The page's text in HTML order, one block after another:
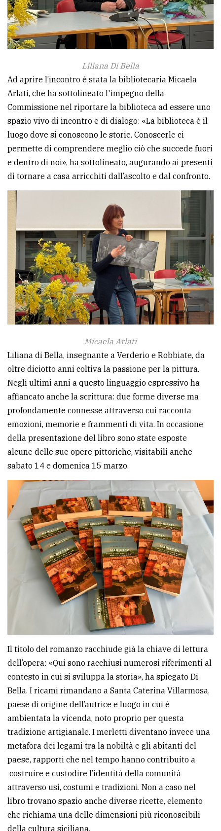
LE
ALTRE
TESTATE
PRIVACY
Privacy
policy
Cookie
policy
Liliana Di Bella
Ad aprire l’incontro è stata la bibliotecaria Micaela
Arlati, che ha sottolineato l'impegno della
Commissione nel riportare la biblioteca ad essere uno
spazio vivo di incontro e di dialogo: «La biblioteca è il
luogo dove si conoscono le storie. Conoscerle ci
permette di comprendere meglio ciò che succede fuori
e dentro di noi», ha sottolineato, augurando ai presenti
di tornare a casa arricchiti dall’ascolto e dal confronto.
Micaela Arlati
Liliana di Bella, insegnante a Verderio e Robbiate, da
oltre diciotto anni coltiva la passione per la pittura.
Negli ultimi anni a questo linguaggio espressivo ha
affiancato anche la scrittura: due forme diverse ma
profondamente connesse attraverso cui racconta
emozioni, memorie e frammenti di vita. In occasione
della presentazione del libro sono state esposte
alcune delle sue opere pittoriche, visitabili anche
sabato 14 e domenica 15 marzo.
Il titolo del romanzo racchiude già la chiave di lettura
dell’opera: «Qui sono racchiusi numerosi riferimenti al
contesto in cui si sviluppa la storia», ha spiegato Di
Bella. I ricami rimandano a Santa Caterina Villarmosa,
paese di origine dell’autrice e luogo in cui è
ambientata la vicenda, noto proprio per questa
tradizione artigianale. I merletti diventano invece una
metafora dei legami tra la nobiltà e gli abitanti del
paese, rapporti che nel tempo hanno contribuito a
costruire e custodire l’identità della comunità
attraverso usi, costumi e tradizioni. Non a caso nel
libro trovano spazio anche diverse ricette, elemento
che richiama una delle dimensioni più riconoscibili
della cultura siciliana.